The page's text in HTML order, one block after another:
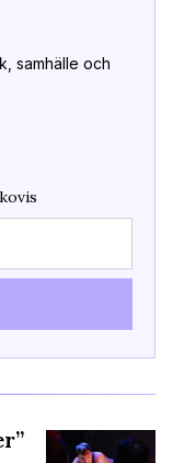
samhälle och